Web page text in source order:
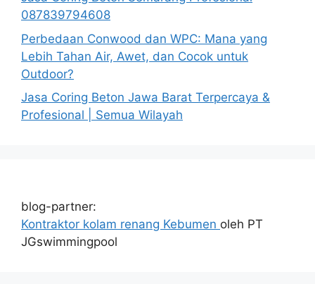
087839794608
Perbedaan Conwood dan WPC: Mana yang
Lebih Tahan Air, Awet, dan Cocok untuk
Outdoor?
Jasa Coring Beton Jawa Barat Terpercaya &
Profesional | Semua Wilayah
blog-partner:
Kontraktor kolam renang Kebumen oleh PT
JGswimmingpool